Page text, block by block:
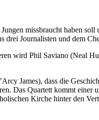
missbraucht haben
drei Journalisten und dem
wird Phil Saviano (Neal
James), dass die
Das Quartett kommt einer
Kirche hinter den